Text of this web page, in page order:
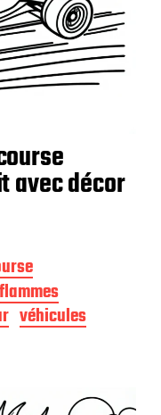
avec décor
flammes
véhicules